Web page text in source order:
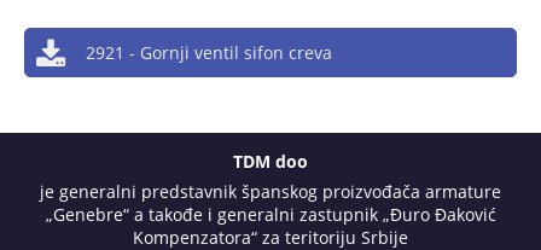
2921 - Gornji ventil sifon creva
TDM doo
je generalni predstavnik španskog proizvođača armature
„Genebre“ a takođe i generalni zastupnik „Đuro Đaković
Kompenzatora“ za teritoriju Srbije